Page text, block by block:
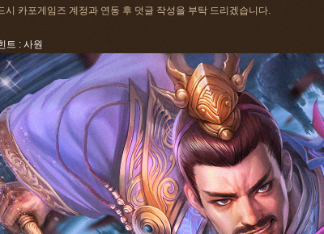
시 카포게임즈 계정과 연동 후 덧글 작성을 부탁 드리겠습니다.
트 : 사원